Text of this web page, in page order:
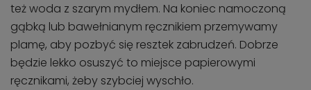
też woda z szarym mydłem. Na koniec namoczoną
gąbką lub bawełnianym ręcznikiem przemywamy
plamę, aby pozbyć się resztek zabrudzeń. Dobrze
będzie lekko osuszyć to miejsce papierowymi
ręcznikami, żeby szybciej wyschło.